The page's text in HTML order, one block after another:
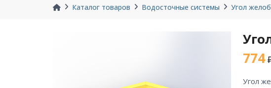
Каталог товаров Водосточные системы Угол
774
угол желоба 135° диаметр 140 мм RAL 1014 из оцинкованной стали цвета RAL